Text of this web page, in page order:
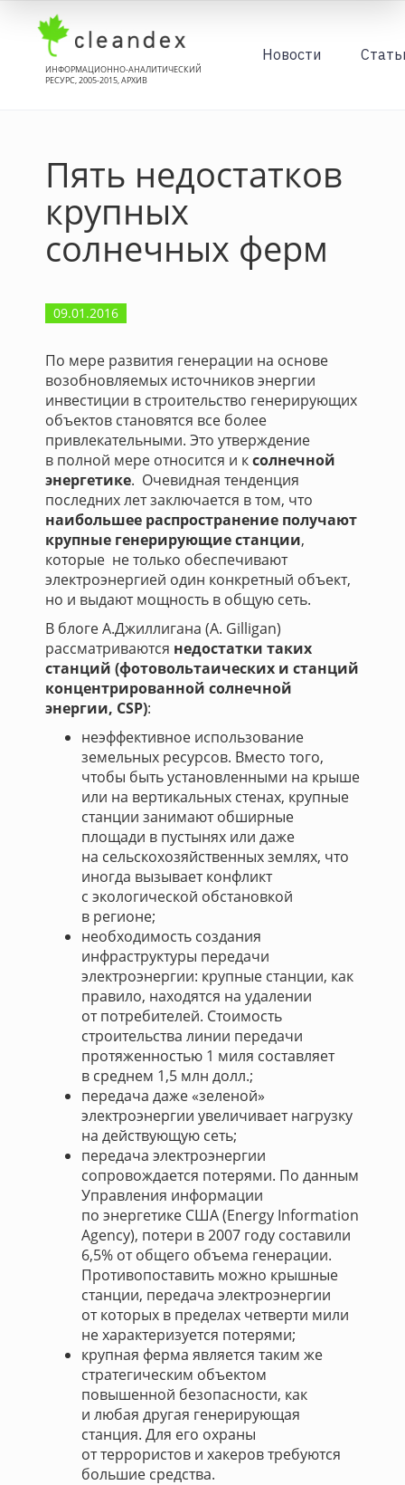
ИНФОРМАЦИОННО-АНАЛИТИЧЕСКИЙ
РЕСУРС, 2005-2015, АРХИВ
Новости
Пять недостатков
крупных
солнечных ферм
09.01.2016
По мере развития генерации на основе
возобновляемых источников энергии
инвестиции в строительство генерирующих
объектов становятся все более
привлекательными. Это утверждение
в полной мере относится и ксолнечной
энергетике. Очевидная тенденция
последних лет заключается в том, что
наибольшее распространение получают
крупные генерирующие станции,
которые не только обеспечивают
электроэнергией один конкретный объект,
но и выдают мощность в общую сеть.
В блоге А.Джиллигана (A. Gilligan)
рассматриваются недостатки таких
станций (фотовольтаических и станций
концентрированной солнечной
энергии, CSP):
неэффективное использование
земельных ресурсов. Вместо того,
чтобы быть установленными на крыше
или на вертикальных стенах, крупные
станции занимают обширные
площади в пустынях или даже
на сельскохозяйственных землях, что
иногда вызывает конфликт
с экологической обстановкой
в регионе;
необходимость создания
инфраструктуры передачи
электроэнергии: крупные станции, как
правило, находятся на удалении
от потребителей. Стоимость
строительства линии передачи
протяженностью 1 миля составляет
в среднем 1,5 млн долл.;
передача даже «зеленой»
электроэнергии увеличивает нагрузку
на действующую сеть;
передача электроэнергии
сопровождается потерями. По данным
Управления информации
по энергетике США (Energy Information
Agency), потери в 2007 году составили
6,5% от общего объема генерации.
Противопоставить можно крышные
станции, передача электроэнергии
от которых в пределах четверти мили
не характеризуется потерями;
крупная ферма является таким же
стратегическим объектом
повышенной безопасности, как
и любая другая генерирующая
станция. Для его охраны
от террористов и хакеров требуются
большие средства.